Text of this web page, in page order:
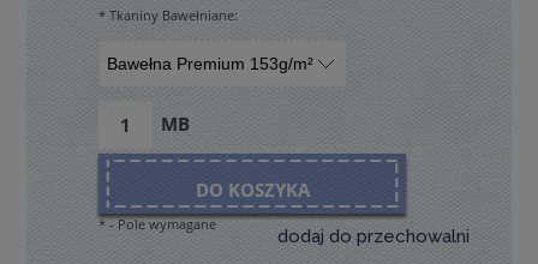
* Tkaniny Bawełniane:
MB
DO KOSZYKA
dodaj do przechowalni
*- Pole wymagane